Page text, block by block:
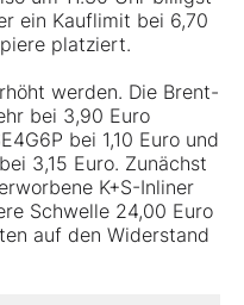
ein Kauflimit bei 6,70
platziert.
werden. Die Brent-
bei 3,90 Euro
bei 1,10 Euro und
3,15 Euro. Zunächst
K+S-Inliner
Schwelle 24,00 Euro
auf den Widerstand